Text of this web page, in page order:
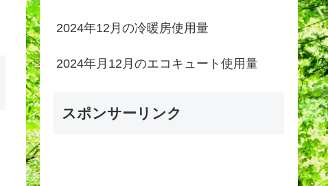
2024年12月の冷暖房使用量
2024年月12月のエコキュート使用量
スポンサーリンク